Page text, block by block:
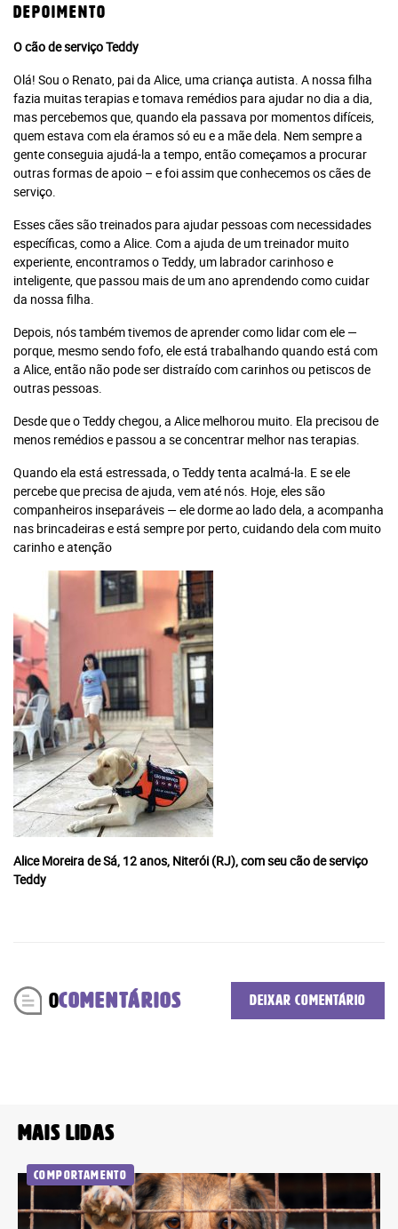
Depoimento
O cão de serviço Teddy
Olá! Sou o Renato, pai da Alice, uma criança autista. A nossa filha
fazia muitas terapias e tomava remédios para ajudar no dia a dia,
mas percebemos que, quando ela passava por momentos difíceis,
quem estava com ela éramos só eu e a mãe dela. Nem sempre a
gente conseguia ajudá-la a tempo, então começamos a procurar
outras formas de apoio – e foi assim que conhecemos os cães de
serviço.
Esses cães são treinados para ajudar pessoas com necessidades
específicas, como a Alice. Com a ajuda de um treinador muito
experiente, encontramos o Teddy, um labrador carinhoso e
inteligente, que passou mais de um ano aprendendo como cuidar
da nossa filha.
Depois, nós também tivemos de aprender como lidar com ele —
porque, mesmo sendo fofo, ele está trabalhando quando está com
a Alice, então não pode ser distraído com carinhos ou petiscos de
outras pessoas.
Desde que o Teddy chegou, a Alice melhorou muito. Ela precisou de
menos remédios e passou a se concentrar melhor nas terapias.
Quando ela está estressada, o Teddy tenta acalmá-la. E se ele
percebe que precisa de ajuda, vem até nós. Hoje, eles são
companheiros inseparáveis — ele dorme ao lado dela, a acompanha
nas brincadeiras e está sempre por perto, cuidando dela com muito
carinho e atenção
Alice Moreira de Sá, 12 anos, Niterói (RJ), com seu cão de serviço
Teddy
0COMENTÁRIOS Deixar comentário
Mais lidas
Comportamento
Você atingiu o limite de acessos
gratuitos!
Notícia.
Recomendado
Jornal
Impresso +
Plataforma
Leia Mais
Plano anual:
R$ 280.00 ou
10x R$ 28,00
Jornal
Digital
Plano anual:
R$ 240.00 ou
Digital
Plano anual: R$ 180.00 ou 10x R$
18,00
Assinar Planeta Notícia
Já é assinante?Faça seu login